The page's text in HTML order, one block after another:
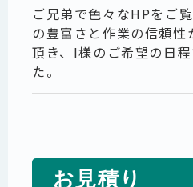
ご兄弟で色々なHPをご
の豊富さと作業の信頼性
頂き、I様のご希望の日
た。
お見積り